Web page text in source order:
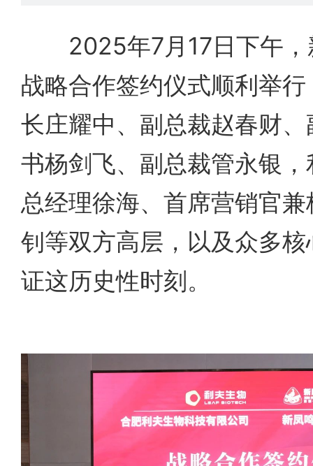
2025年7月17日下午，
战略合作签约仪式顺利举
长庄耀中、副总裁赵春财
书杨剑飞、副总裁管永银
总经理徐海、首席营销官
钊等双方高层，以及众多
证这历史性时刻。